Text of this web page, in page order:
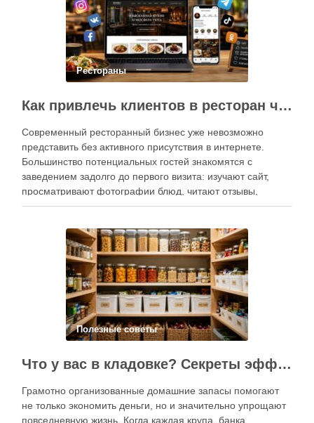
Рестораны
Как привлечь клиентов в ресторан через интернет: каким должен быть сайт и как эффективно использовать социальные сети
Современный ресторанный бизнес уже невозможно
представить без активного присутствия в интернете.
Большинство потенциальных гостей знакомятся с
заведением задолго до первого визита: изучают сайт,
просматривают фотографии блюд, читают отзывы,
оценивают интерьер, сравнивают цены и даже смотрят
продвижение становится одним из ключевых
инструментов увеличения посещаемости, повышения …
Полезные советы
Что у вас в кладовке? Секреты эффективного планирования запасов
Грамотно организованные домашние запасы помогают
не только экономить деньги, но и значительно упрощают
повседневную жизнь. Когда каждая крупа, банка